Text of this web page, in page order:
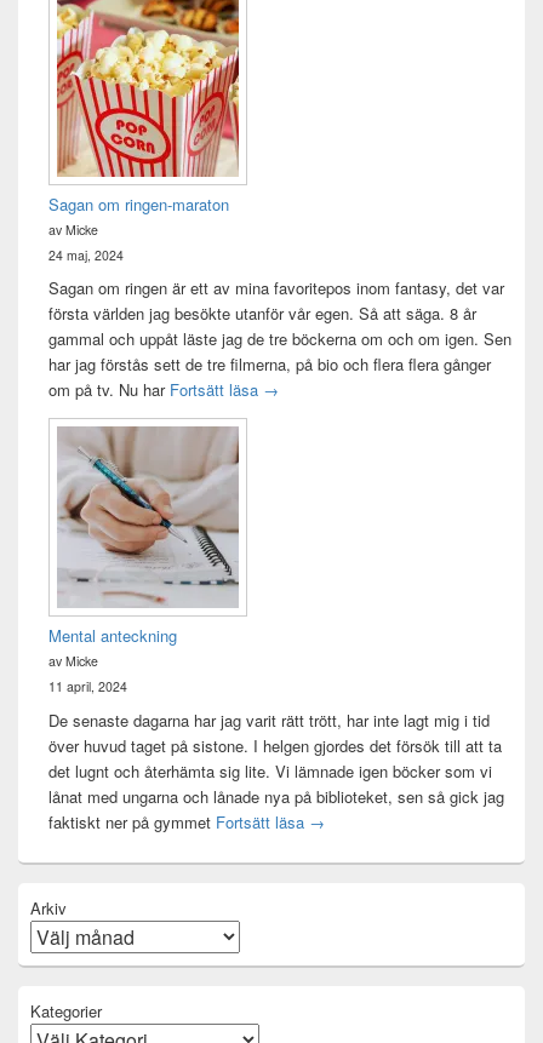
Sagan om ringen-maraton
av Micke
24 maj, 2024
Sagan om ringen är ett av mina favoritepos inom fantasy, det var
första världen jag besökte utanför vår egen. Så att säga. 8 år
gammal och uppåt läste jag de tre böckerna om och om igen. Sen
har jag förstås sett de tre filmerna, på bio och flera flera gånger
om på tv. Nu har Fortsätt läsa Sagan om ringen-maraton
→
Mental anteckning
av Micke
11 april, 2024
De senaste dagarna har jag varit rätt trött, har inte lagt mig i tid
över huvud taget på sistone. I helgen gjordes det försök till att ta
det lugnt och återhämta sig lite. Vi lämnade igen böcker som vi
lånat med ungarna och lånade nya på biblioteket, sen så gick jag
faktiskt ner på gymmet Fortsätt läsa Mental anteckning
→
Arkiv
Kategorier